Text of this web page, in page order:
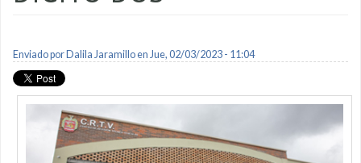
Enviado por Dalila Jaramilloen Jue, 02/03/2023 - 11:04